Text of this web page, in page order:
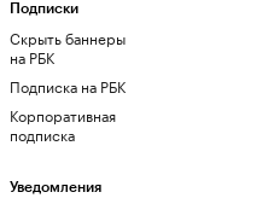
Подписки
Скрыть баннеры
на РБК
Подписка на РБК
Корпоративная
подписка
Уведомления